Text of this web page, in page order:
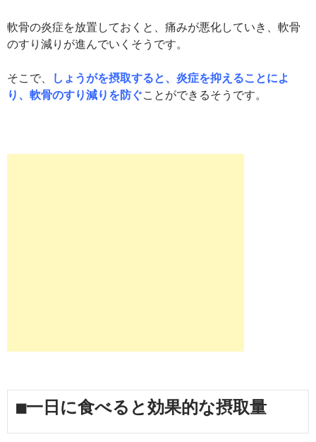
軟骨の炎症を放置しておくと、痛みが悪化していき、軟骨
のすり減りが進んでいくそうです。
そこで、
しょうがを摂取すると、炎症を抑えることによ
り、軟骨のすり減りを防ぐことができるそうです。
■一日に食べると効果的な摂取量